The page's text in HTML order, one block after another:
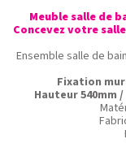
Meuble salle de
Concevez votre
Ensemble salle de
Fixation
Hauteur 540mm